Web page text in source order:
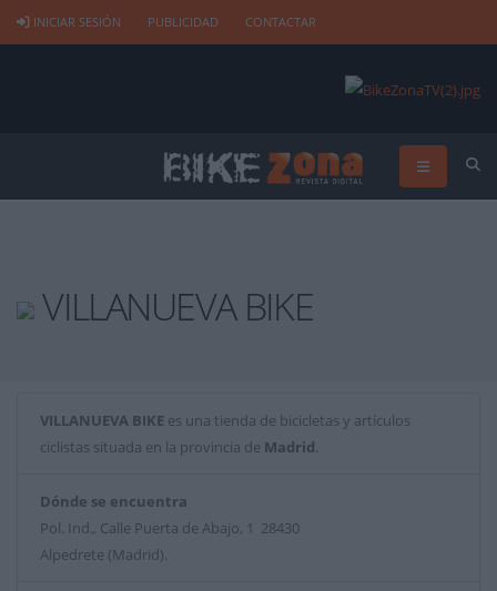
INICIAR SESIÓN PUBLICIDAD CONTACTAR
VILLANUEVA BIKE
VILLANUEVA BIKE es una tienda de bicicletas y artículos
ciclistas situada en la provincia de Madrid.
Dónde se encuentra
Pol. Ind., Calle Puerta de Abajo, 1 28430
Alpedrete (Madrid).